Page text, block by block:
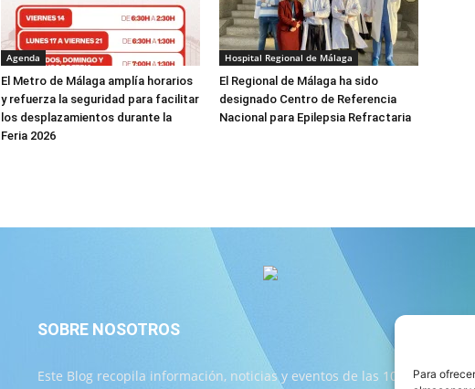
Para
Agenda
El Metro de Málaga amplía horarios
y refuerza la seguridad para facilitar
los desplazamientos durante la
Feria 2026
Hospital Regional de Málaga
El Regional de Málaga ha sido
designado Centro de Referencia
Nacional para Epilepsia Refractaria
SOBRE NOSOTROS
Este Blog recopila información, noticias y eventos de las 103